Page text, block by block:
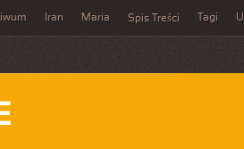
Iran Maria Spis Treści Tagi